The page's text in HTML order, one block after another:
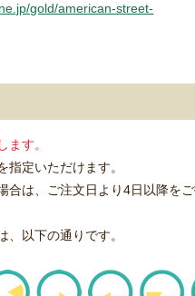
gold/american-street-
ます。
指定いただけます。
合は、ご注文日より4日以降を
以下の通りです。